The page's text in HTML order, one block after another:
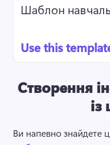
Створення
Ви напевно знайдете
Шаблон
Use this